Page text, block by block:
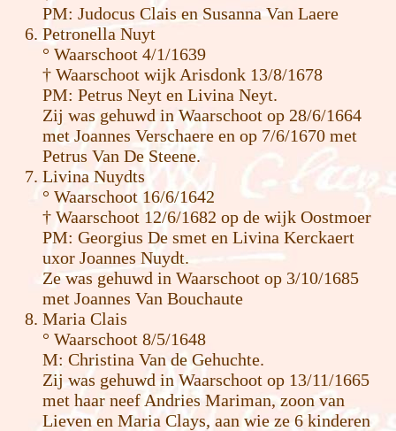
PM: Judocus Clais en Susanna Van Laere
Petronella Nuyt
° Waarschoot 4/1/1639
† Waarschoot wijk Arisdonk 13/8/1678
PM: Petrus Neyt en Livina Neyt.
Zij was gehuwd in Waarschoot op 28/6/1664
met Joannes Verschaere en op 7/6/1670 met
Petrus Van De Steene.
Livina Nuydts
° Waarschoot 16/6/1642
† Waarschoot 12/6/1682 op de wijk Oostmoer
PM: Georgius De smet en Livina Kerckaert
uxor Joannes Nuydt.
Ze was gehuwd in Waarschoot op 3/10/1685
met Joannes Van Bouchaute
Maria Clais
° Waarschoot 8/5/1648
M: Christina Van de Gehuchte.
Zij was gehuwd in Waarschoot op 13/11/1665
met haar neef Andries Mariman, zoon van
Lieven en Maria Clays, aan wie ze 6 kinderen